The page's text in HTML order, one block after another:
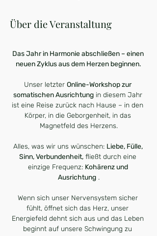
Über die Veranstaltung
Das Jahr in Harmonie abschließen – einen
neuen Zyklus aus dem Herzen beginnen.
Unser letzter Online-Workshop zur
somatischen Ausrichtung in diesem Jahr
ist eine Reise zurück nach Hause – in den
Körper, in die Geborgenheit, in das
Magnetfeld des Herzens.
Alles, was wir uns wünschen: Liebe, Fülle,
Sinn, Verbundenheit, fließt durch eine
einzige Frequenz: Kohärenz und
Ausrichtung .
Wenn sich unser Nervensystem sicher
fühlt, öffnet sich das Herz, unser
Energiefeld dehnt sich aus und das Leben
beginnt auf unsere Schwingung zu